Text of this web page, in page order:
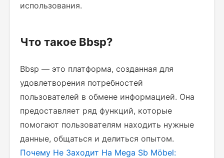
использования.
Что такое Bbsp?
Bbsp — это платформа, созданная для
удовлетворения потребностей
пользователей в обмене информацией. Она
предоставляет ряд функций, которые
помогают пользователям находить нужные
данные, общаться и делиться опытом.
Почему Не Заходит На Mega Sb Möbel: